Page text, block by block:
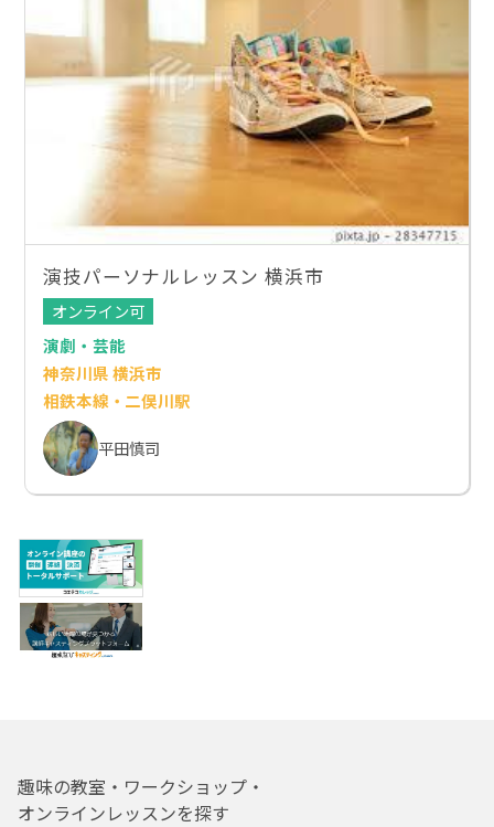
演技パーソナルレッスン 横浜市
オンライン可
演劇・芸能
神奈川県 横浜市
相鉄本線・二俣川駅
平田慎司
趣味の教室・ワークショップ・
オンラインレッスンを探す